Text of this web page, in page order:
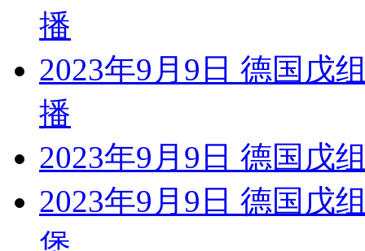
播
2023年9月9日 德国戊
播
2023年9月9日 德国戊
2023年9月9日 德国戊